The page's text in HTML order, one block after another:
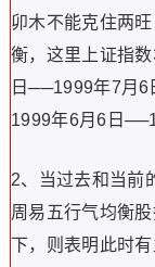
卯木不能克住两
衡，这里上证指
日──1999年7月6
1999年6月6日
2、当过去和当前
周易五行气均衡
下，则表明此时